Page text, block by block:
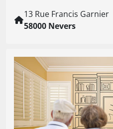
13 Rue Francis Garnier
58000 Nevers